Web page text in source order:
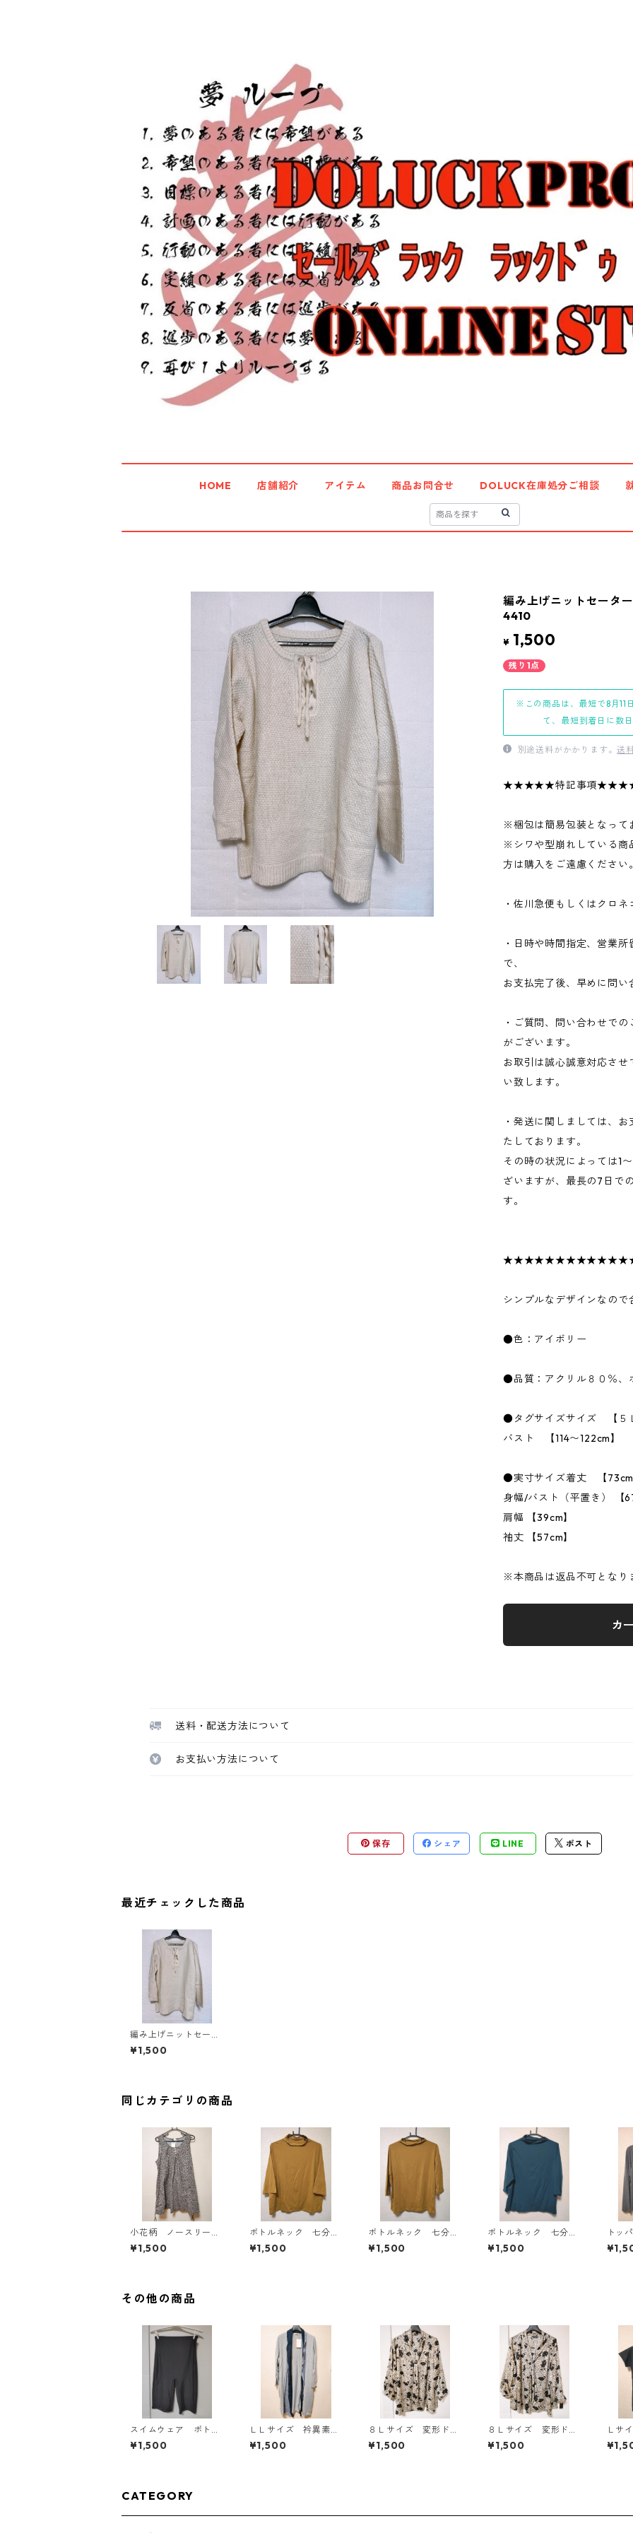
HOME 店舗紹介 アイテム 商品お問合せ DOLUCK在庫処分ご相談
編み上げニットセー
4410
¥ 1,500
残り1点
※この商品は、最短で8月11
て、最短到着日に数
別途送料がかかります。送
★★★★★特記事項
※梱包は簡易包装となって
※シワや型崩れしている商
方は購入をご遠慮ください。
・佐川急便もしくはクロネ
・日時や時間指定、営業
で、
お支払完了後、早めに問い
・ご質問、問い合わせで
がございます。
お取引は誠心誠意対応さ
い致します。
・発送に関しましては、
たしております。
その時の状況によっては1
ざいますが、最長の7日で
す。
シンプルなデザインなの
●色：アイボリー
●品質：アクリル８０％、
●タグサイズサイズ 【５
バスト 【114〜122cm】
●実寸サイズ着丈 【73cm
身幅/バスト（平置き） 【
肩幅 【39cm】
袖丈 【57cm】
※本商品は返品不可となり
カ
送料・配送方法について
お支払い方法について
保存 シェア LINE ポスト
最近チェックした商品
編み上げニットセータ
ー ５Ｌ アイボリ
ー KAE-4410
¥1,500
同じカテゴリの商品
小花柄 ノースリーブ
ワンピース ４Ｌ ブ
ラック KAE-4819
¥1,500
ボトルネック 七分袖
カットソー ４Ｌ マ
スタード KAE-4818
¥1,500
ボトルネック 七分袖
カットソー ４Ｌ マ
スタード KAE-4816
¥1,500
ボトルネック 七分袖
カットソー ４Ｌ テ
ィールグリーン KAE
¥1,500
トッ
ン
AE-
その他の商品
スイムウェア ボト
ム ３Ｌ ブラック
KAE-4563
¥1,500
ＬＬサイズ 衿異素材
使い トッパーカーデ
ィガン グレー KAE
¥1,500
８Ｌサイズ 変形ドッ
ト 花柄 ボウタイブ
ラウス オフホワイ
¥1,500
８Ｌサイズ 変形ドッ
ト 花柄 ボウタイブ
ラウス オフホワイ
¥1,500
Ｌサ
抗菌
ーキ
CATEGORY